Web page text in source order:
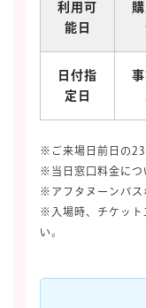
利用可
能日
日付指
定日
※ご来場日前日の
※当日窓口料金につ
※アフタヌーンパス
※入場時、チケット
い。